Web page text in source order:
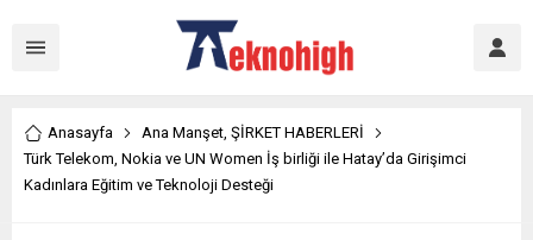
Anasayfa Ana Manşet, ŞİRKET HABERLERİ
Türk Telekom, Nokia ve UN Women İş birliği ile Hatay’da Girişimci
Kadınlara Eğitim ve Teknoloji Desteği